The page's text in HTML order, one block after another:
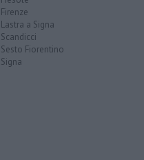
Firenze
Lastra a Signa
Scandicci
Sesto Fiorentino
Signa